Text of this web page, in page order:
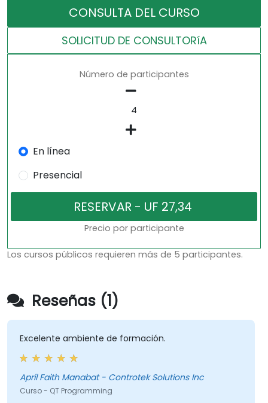
CONSULTA DEL CURSO
SOLICITUD DE CONSULTORíA
Número de participantes
En línea
Presencial
Precio por participante
Los cursos públicos requieren más de 5 participantes.
Reseñas (1)
Excelente ambiente de formación.
April Faith Manabat - Controtek Solutions Inc
Curso - QT Programming